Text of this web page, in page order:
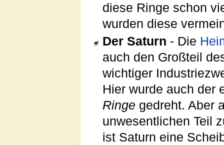
diese Ringe schon
wurden diese
Der Saturn - Die
auch den Großteil
wichtiger
Hier wurde auch der
Ringe gedreht. Aber
unwesentlichen Teil
ist Saturn eine